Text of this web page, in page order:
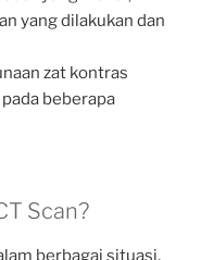
yang dilakukan dan
zat kontras
beberapa
Scan?
berbagai situasi,